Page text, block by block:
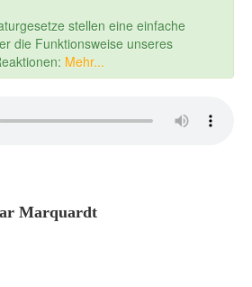
stellen eine einfache
die Funktionsweise unseres
Mehr...
Marquardt